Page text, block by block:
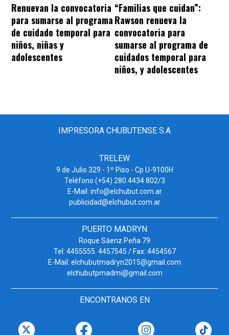
Renuevan la convocatoria
para sumarse al programa
de cuidado temporal para
niños, niñas y
adolescentes
“Familias que cuidan”:
Rawson renueva la
convocatoria para
sumarse al programa de
cuidados temporal para
niños, y adolescentes
IMPRESORA CHUBUTENSE S.A
TRELEW
9 de Julio 329 - 1º Piso - Cp U-9100H
Teléfono (+54) 280 4434 802/3
E-Mail: info@elchubut.com.ar
publicidad@elchubut.com.ar
PUERTO MADRYN
Roque Sáenz Peña 79
Tel: 4455555. 4457545 / Fax: 4454567
E-Mail: elchubutmadryn2015@gmail.com
elchubutpmadmi@gmail.com
ENCONTRANOS EN